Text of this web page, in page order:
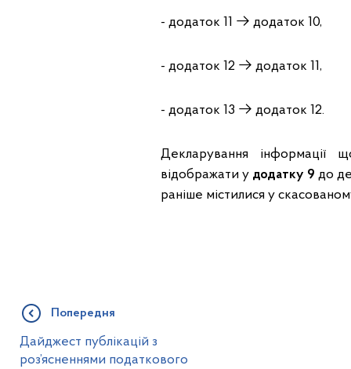
- додаток 11 → додаток 10,
- додаток 12 → додаток 11,
- додаток 13 → додаток 12.
Декларування інформації
відображати у додатку 9 до
раніше містилися у
Попередня
Дайджест публікацій з
роз’ясненнями податкового